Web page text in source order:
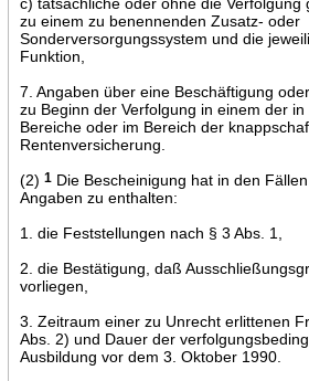
zu einem zu benennenden Zusatz- oder
Sonderversorgungssystem und die
Funktion,
7. Angaben über eine Beschäftigung
zu Beginn der Verfolgung in einem der
Bereiche oder im Bereich der
Rentenversicherung.
(2) 1Die Bescheinigung hat in den
Angaben zu enthalten:
1. die Feststellungen nach § 3 Abs. 1,
2. die Bestätigung, daß
vorliegen,
3. Zeitraum einer zu Unrecht erlittenen
Abs. 2) und Dauer der
Ausbildung vor dem 3. Oktober 1990.